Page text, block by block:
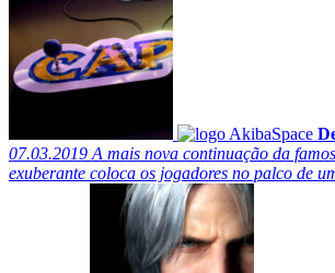
07.03.2019 A mais nova continuação da
exuberante coloca os jogadores no palco de